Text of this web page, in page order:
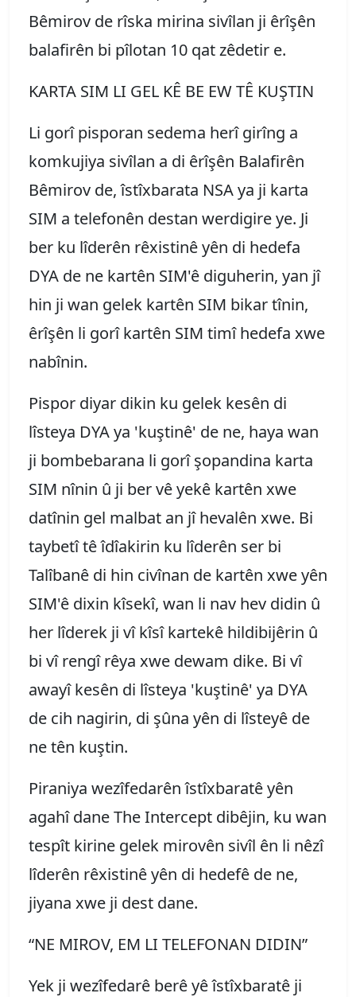
Bêmirov de rîska mirina sivîlan ji êrîşên
balafirên bi pîlotan 10 qat zêdetir e.
KARTA SIM LI GEL KÊ BE EW TÊ KUŞTIN
Li gorî pisporan sedema herî girîng a
komkujiya sivîlan a di êrîşên Balafirên
Bêmirov de, îstîxbarata NSA ya ji karta
SIM a telefonên destan werdigire ye. Ji
ber ku lîderên rêxistinê yên di hedefa
DYA de ne kartên SIM'ê diguherin, yan jî
hin ji wan gelek kartên SIM bikar tînin,
êrîşên li gorî kartên SIM timî hedefa xwe
nabînin.
Pispor diyar dikin ku gelek kesên di
lîsteya DYA ya 'kuştinê' de ne, haya wan
ji bombebarana li gorî şopandina karta
SIM nînin û ji ber vê yekê kartên xwe
datînin gel malbat an jî hevalên xwe. Bi
taybetî tê îdîakirin ku lîderên ser bi
Talîbanê di hin civînan de kartên xwe yên
SIM'ê dixin kîsekî, wan li nav hev didin û
her lîderek ji vî kîsî kartekê hildibijêrin û
bi vî rengî rêya xwe dewam dike. Bi vî
awayî kesên di lîsteya 'kuştinê' ya DYA
de cih nagirin, di şûna yên di lîsteyê de
ne tên kuştin.
Piraniya wezîfedarên îstîxbaratê yên
agahî dane The Intercept dibêjin, ku wan
tespît kirine gelek mirovên sivîl ên li nêzî
lîderên rêxistinê yên di hedefê de ne,
jiyana xwe ji dest dane.
“NE MIROV, EM LI TELEFONAN DIDIN”
Yek ji wezîfedarê berê yê îstîxbaratê ji